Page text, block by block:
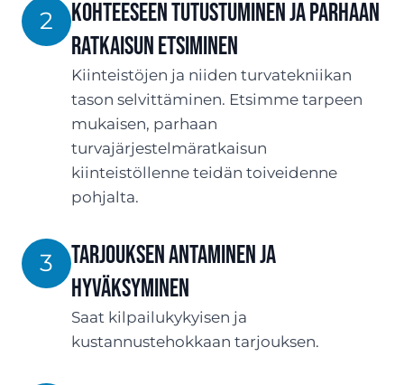
2
Kohteeseen tutustuminen ja parhaan
ratkaisun etsiminen
Kiinteistöjen ja niiden turvatekniikan
tason selvittäminen. Etsimme tarpeen
mukaisen, parhaan
turvajärjestelmäratkaisun
kiinteistöllenne teidän toiveidenne
pohjalta.
3
TARJOUksen antaminen ja
hyväksyminen
Saat kilpailukykyisen ja
kustannustehokkaan tarjouksen.